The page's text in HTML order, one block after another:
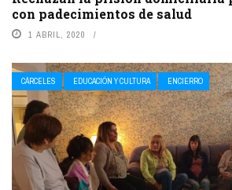
con padecimientos de salud
1 ABRIL, 2020
CÁRCELES EDUCACIÓN Y CULTURA ENCIERRO